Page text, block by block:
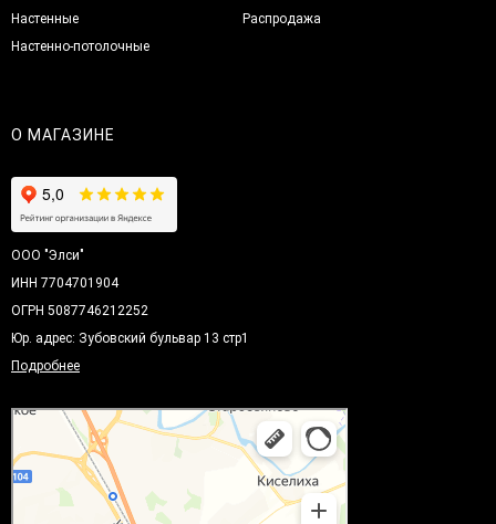
Настенные
Настенно-потолочные
Распродажа
О МАГАЗИНЕ
ООО "Элси"
ИНН 7704701904
ОГРН 5087746212252
Юр. адрес: Зубовский бульвар 13 стр1
Подробнее